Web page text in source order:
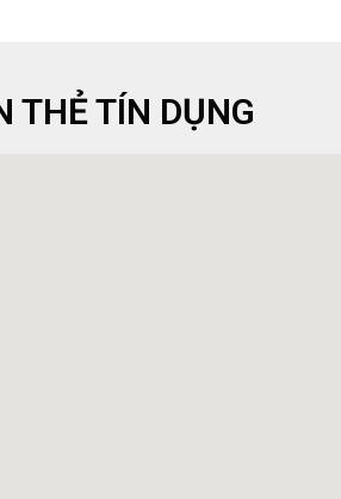
THẺ TÍN DỤNG